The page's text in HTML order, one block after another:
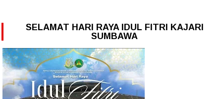
SELAMAT HARI RAYA IDUL FITRI KAJARI
SUMBAWA